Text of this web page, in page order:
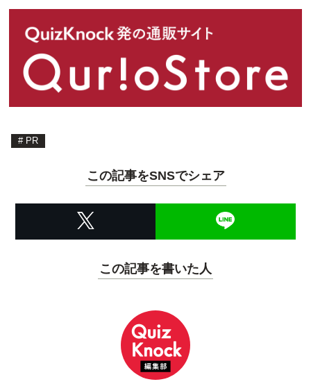
# PR
この記事をSNSでシェア
この記事を書いた人